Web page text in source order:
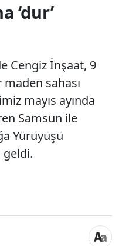
‘dur’
Cengiz İnşaat, 9
sahası
mayıs ayında
Samsun ile
Yürüyüşü